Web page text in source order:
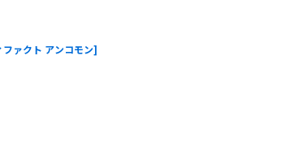
ファクト アンコモン]